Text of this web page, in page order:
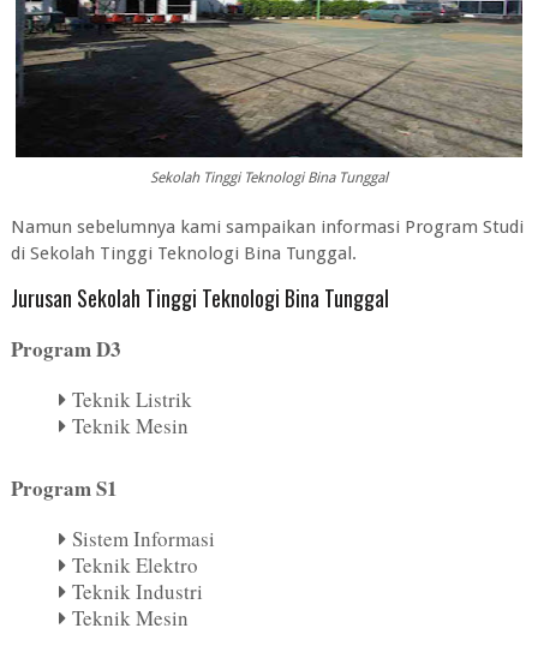
Sekolah Tinggi Teknologi Bina Tunggal
Namun sebelumnya kami sampaikan informasi Program Studi
di Sekolah Tinggi Teknologi Bina Tunggal.
Jurusan Sekolah Tinggi Teknologi Bina Tunggal
Program D3
Teknik Listrik
Teknik Mesin
Program S1
Sistem Informasi
Teknik Elektro
Teknik Industri
Teknik Mesin